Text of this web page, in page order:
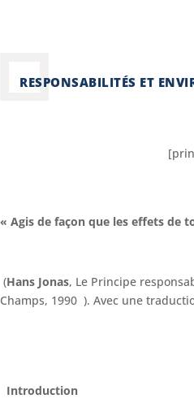
RESPONSABILITÉS ET
« Agis de façon que les effets de
(Hans Jonas, Le Principe
Champs, 1990 ). Avec une
Introduction